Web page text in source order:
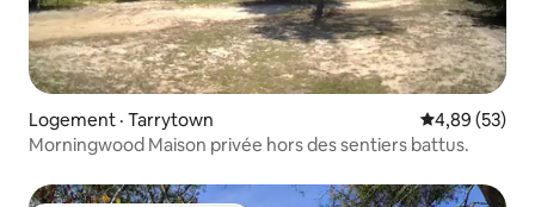
Logement · Tarrytown Note
4,89 (53)
Morningwood Maison privée hors des sentiers battus.